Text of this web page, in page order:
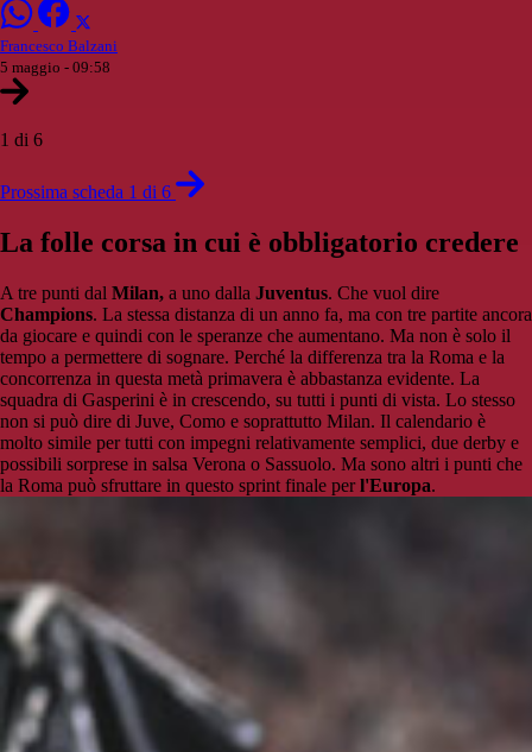
Francesco Balzani
5 maggio - 09:58
1 di 6
Prossima scheda 1 di 6
La folle corsa in cui è obbligatorio credere
A tre punti dal Milan, a uno dalla Juventus. Che vuol dire
Champions. La stessa distanza di un anno fa, ma con tre partite ancora
da giocare e quindi con le speranze che aumentano. Ma non è solo il
tempo a permettere di sognare. Perché la differenza tra la Roma e la
concorrenza in questa metà primavera è abbastanza evidente. La
squadra di Gasperini è in crescendo, su tutti i punti di vista. Lo stesso
non si può dire di Juve, Como e soprattutto Milan. Il calendario è
molto simile per tutti con impegni relativamente semplici, due derby e
possibili sorprese in salsa Verona o Sassuolo. Ma sono altri i punti che
la Roma può sfruttare in questo sprint finale perl'Europa.